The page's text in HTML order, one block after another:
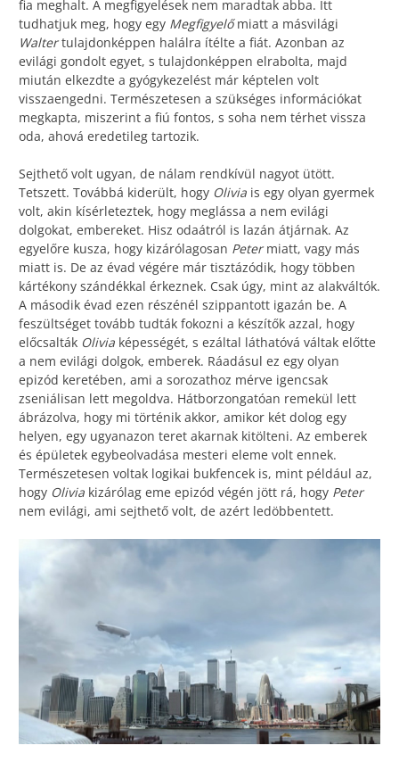
fia meghalt. A megfigyelések nem maradtak abba. Itt
tudhatjuk meg, hogy egy Megfigyelőmiatt a másvilági
Waltertulajdonképpen halálra ítélte a fiát. Azonban az
evilági gondolt egyet, s tulajdonképpen elrabolta, majd
miután elkezdte a gyógykezelést már képtelen volt
visszaengedni. Természetesen a szükséges információkat
megkapta, miszerint a fiú fontos, s soha nem térhet vissza
oda, ahová eredetileg tartozik.
Sejthető volt ugyan, de nálam rendkívül nagyot ütött.
Tetszett. Továbbá kiderült, hogy Olivia is egy olyan gyermek
volt, akin kísérleteztek, hogy meglássa a nem evilági
dolgokat, embereket. Hisz odaátról is lazán átjárnak. Az
egyelőre kusza, hogy kizárólagosan Petermiatt, vagy más
miatt is. De az évad végére már tisztázódik, hogy többen
kártékony szándékkal érkeznek. Csak úgy, mint az alakváltók.
A második évad ezen részénél szippantott igazán be. A
feszültséget tovább tudták fokozni a készítők azzal, hogy
előcsalták Olivia képességét, s ezáltal láthatóvá váltak előtte
a nem evilági dolgok, emberek. Ráadásul ez egy olyan
epizód keretében, ami a sorozathoz mérve igencsak
zseniálisan lett megoldva. Hátborzongatóan remekül lett
ábrázolva, hogy mi történik akkor, amikor két dolog egy
helyen, egy ugyanazon teret akarnak kitölteni. Az emberek
és épületek egybeolvadása mesteri eleme volt ennek.
Természetesen voltak logikai bukfencek is, mint például az,
hogy Olivia kizárólag eme epizód végén jött rá, hogy Peter
nem evilági, ami sejthető volt, de azért ledöbbentett.